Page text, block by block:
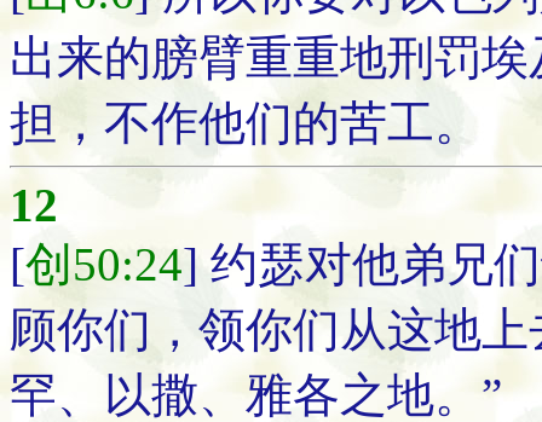
出来的膀臂重重地刑罚
担，不作他们的苦工。
12
[创50:24] 约瑟对他弟兄
顾你们，领你们从这地
罕、以撒、雅各之地。”